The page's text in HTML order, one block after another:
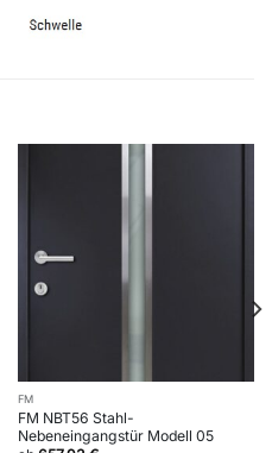
FM
FM NBT56 Stahl-
Nebeneingangstür Modell 05